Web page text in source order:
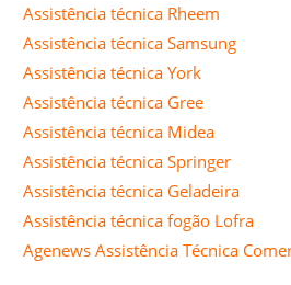
Assistência técnica Rheem
Assistência técnica Samsung
Assistência técnica York
Assistência técnica Gree
Assistência técnica Midea
Assistência técnica Springer
Assistência técnica Geladeira
Assistência técnica fogão Lofra
Agenews Assistência Técnica